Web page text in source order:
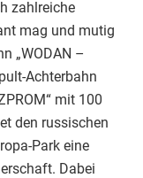
zahlreiche
mag und mutig
„WODAN –
Achterbahn
mit 100
den russischen
Park eine
Dabei